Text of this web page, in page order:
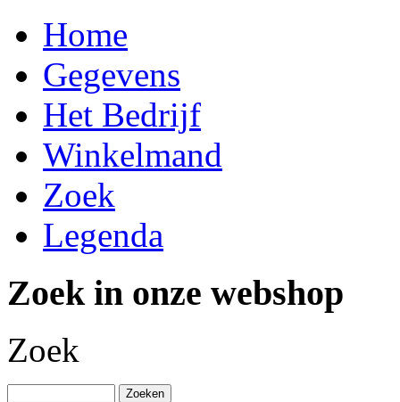
Home
Gegevens
Het Bedrijf
Winkelmand
Zoek
Legenda
Zoek in onze webshop
Zoek